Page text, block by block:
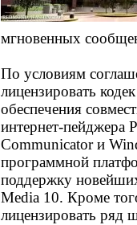
мгновенных
По условиям
лицензировать
обеспечения
интернет-пейджера
Communicator и
программной
поддержку
Media 10. Кроме
лицензировать ряд